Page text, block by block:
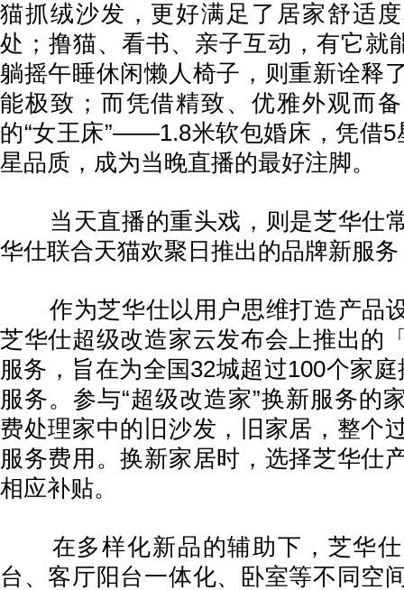
猫抓绒沙发，更好满足了居家舒适
处；撸猫、看书、亲子互动，有它就
躺摇午睡休闲懒人椅子，则重新诠释
能极致；而凭借精致、优雅外观而
的“女王床”——1.8米软包婚床，凭借5
星品质，成为当晚直播的最好注脚。
当天直播的重头戏，则是芝华仕
华仕联合天猫欢聚日推出的品牌新服
作为芝华仕以用户思维打造产品
芝华仕超级改造家云发布会上推出的
服务，旨在为全国32城超过100个家
服务。参与“超级改造家”换新服务的
费处理家中的旧沙发，旧家居，整个
服务费用。换新家居时，选择芝华仕
相应补贴。
在多样化新品的辅助下，芝华仕
台、客厅阳台一体化、卧室等不同空